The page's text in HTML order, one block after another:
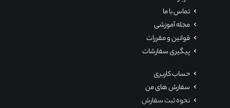
تماس با ما
مجله آموزشی
قوانین و مقررات
پیگیری سفارشات
حساب کاربری
سفارش های من
نحوه ثبت سفارش